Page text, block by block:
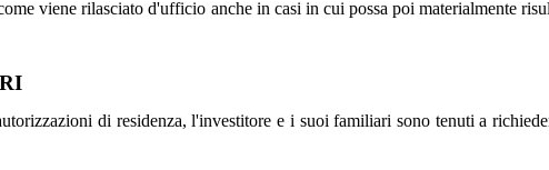
viene rilasciato d'ufficio anche in casi in cui possa poi materialmente
di residenza, l'investitore e i suoi familiari sono tenuti a